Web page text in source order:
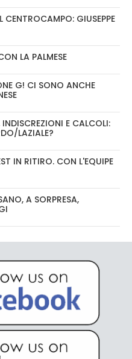
CENTROCAMPO: GIUSEPPE
LA PALMESE
G! CI SONO ANCHE
E CALCOLI:
LAZIALE?
IN RITIRO. CON L'EQUIPE
A SORPRESA,